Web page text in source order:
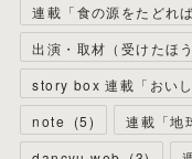
連載「食の源をたどれ
出演・取材（受けたほう
story box 連載「おいし
note
(5) 連載「地